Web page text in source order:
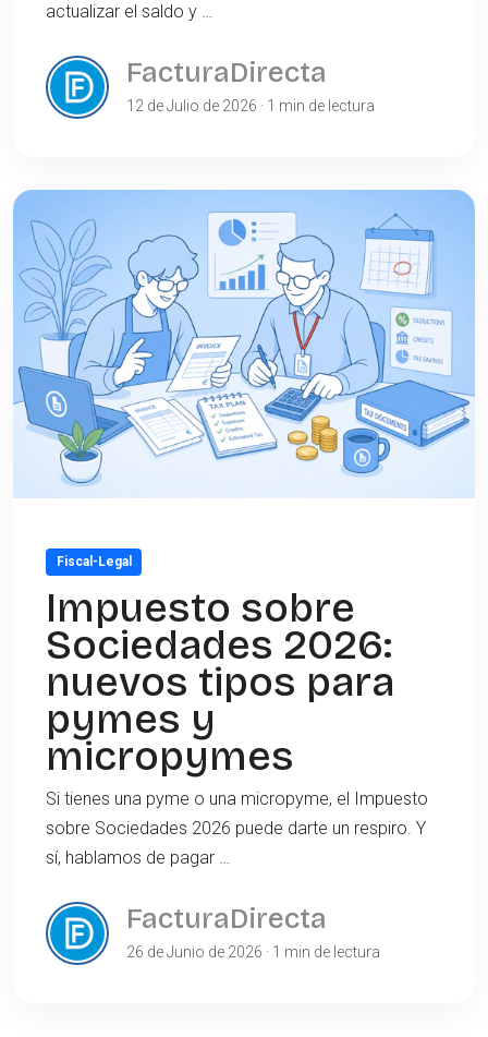
actualizar el saldo y …
FacturaDirecta
12 de Julio de 2026 · 1 min de lectura
Fiscal-Legal
Impuesto sobre
Sociedades 2026:
nuevos tipos para
pymes y
micropymes
Si tienes una pyme o una micropyme, el Impuesto
sobre Sociedades 2026 puede darte un respiro. Y
sí, hablamos de pagar …
FacturaDirecta
26 de Junio de 2026 · 1 min de lectura